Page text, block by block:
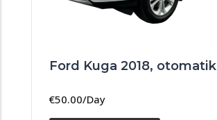
Ford Kuga 2018, otomatik
€50.00/Day